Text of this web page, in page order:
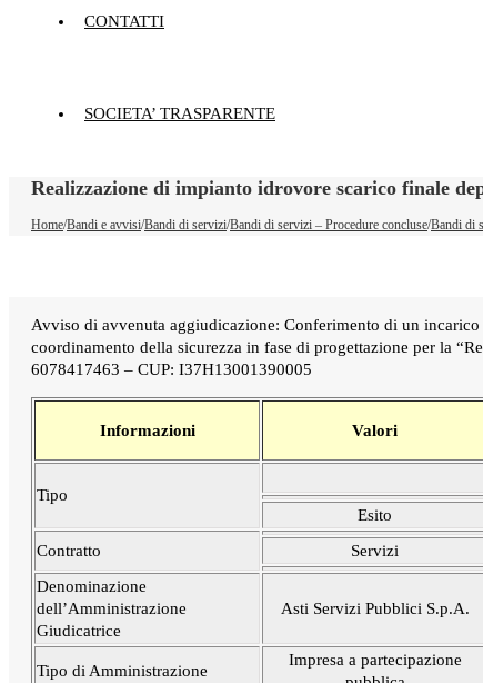
CONTATTI
SOCIETA’ TRASPARENTE
Realizzazione di impianto idrovore scarico finale
Home/Bandi e avvisi/Bandi di servizi/Bandi di servizi – Procedure concluse/Bandi di
Avviso di avvenuta aggiudicazione: Conferimento di un
coordinamento della sicurezza in fase di progettazione per la
6078417463 – CUP: I37H13001390005
Informazioni Valori
Tipo
Esito
Contratto
Servizi
Denominazione
dell’Amministrazione
Giudicatrice
Asti Servizi Pubblici S.p.A.
Tipo di Amministrazione
Impresa a partecipazione